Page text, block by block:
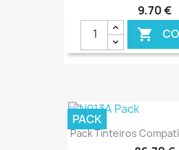
9,70 €

Pack Tinteiros
PACK